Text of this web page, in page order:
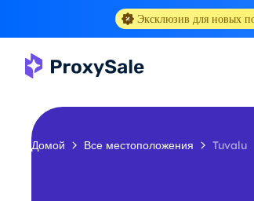
Эксклюзив для новых
Домой Все местоположения Tuvalu